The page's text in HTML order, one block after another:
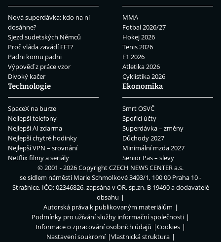
Nová superdávka: kdo na ní
dosáhne?
Sjezd sudetských Němců
Proč vláda zavádí EET?
Padni komu padni
Výpověď z práce vzor
Divoký kačer
MMA
Fotbal 2026/27
Hokej 2026
Tenis 2026
F1 2026
Atletika 2026
Cyklistika 2026
Technologie
SpaceX na burze
Nejlepší telefony
Nejlepší AI zdarma
Nejlepší chytré hodinky
Nejlepší VPN – srovnání
Netflix filmy a seriály
Ekonomika
Smrt OSVČ
Spořicí účty
Superdávka – změny
Důchody 2027
Minimální mzda 2027
Senior Pas – slevy
© 2001 - 2026 CopyrightCZECH NEWS CENTER a.s.
se sídlem náměstí Marie Schmolkové 3493/1, 100 00 Praha 10 -
Strašnice, IČO: 02346826, zapsána v OR, sp.zn. B 19490 a dodavatelé
obsahu
Autorská práva k publikovaným materiálům
Podmínky pro užívání služby informační společnosti
Informace o zpracování osobních údajů
Cookies
Nastavení soukromí
Vlastnická struktura